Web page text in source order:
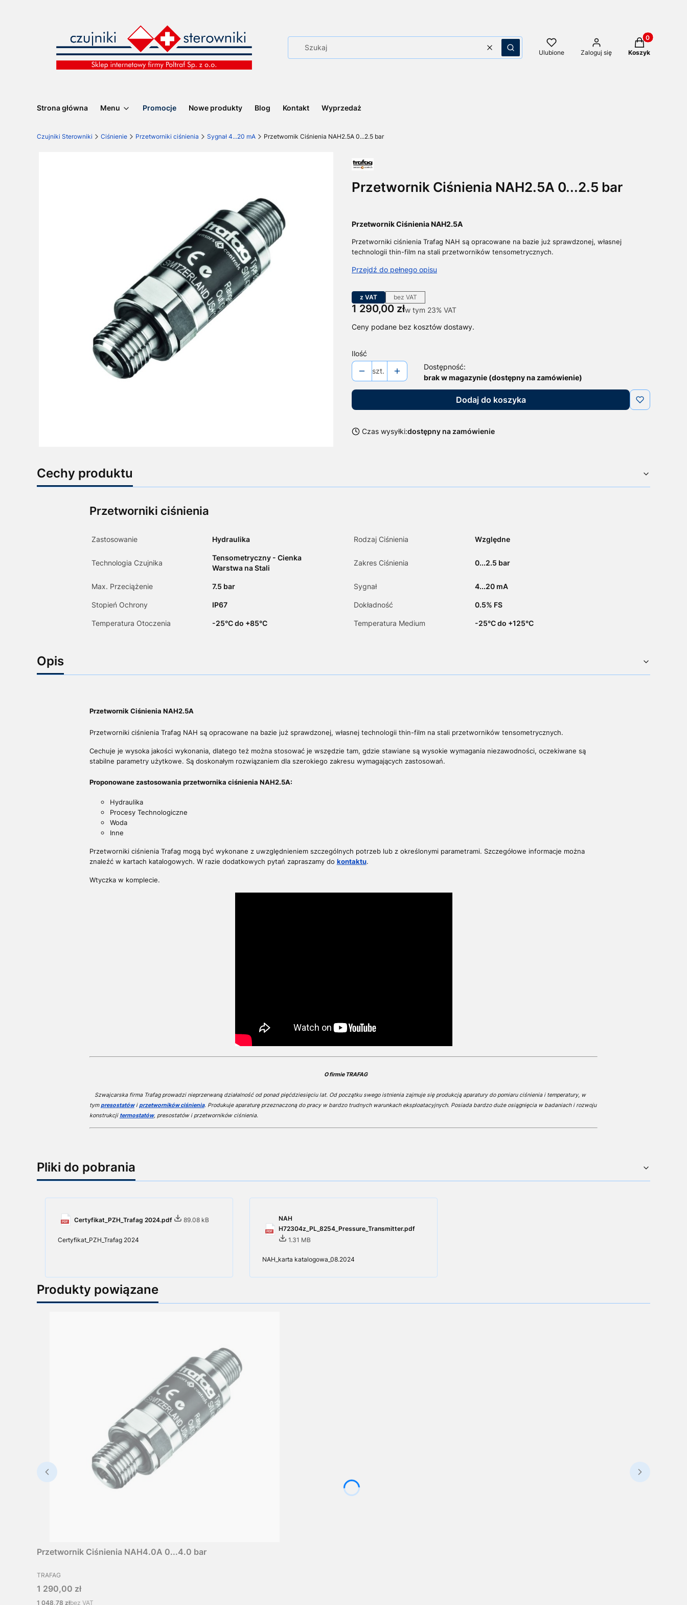
WyczyśćSzukaj Ulubione Zaloguj się
Produkty w
Koszyk
Strona główna Menu Promocje Nowe produkty Blog Kontakt Wyprzedaż
Czujniki Sterowniki Ciśnienie Przetworniki ciśnienia Sygnał 4...20 mA Przetwornik Ciśnienia NAH2.5A 0...2.5 bar
Przetwornik Ciśnienia NAH2.5A 0...2.5 bar
Przetwornik Ciśnienia NAH2.5A
Przetworniki ciśnienia Trafag NAH są opracowane na bazie już sprawdzonej, własnej
technologii thin-film na stali przetworników tensometrycznych.
Przejdź do pełnego opisu
z VAT bez VAT
Cena
1 290,00 złw tym 23% VAT
w tym 23% VAT
Ceny podane bez kosztów dostawy.
Ilość
szt.
Dostępność:
brak w magazynie (dostępny na zamówienie)
Dodaj do koszyka
Czas wysyłki:dostępny na zamówienie
Cechy produktu
Przetworniki ciśnienia
Zastosowanie Hydraulika Rodzaj Ciśnienia Względne
Technologia Czujnika
Tensometryczny - Cienka
Warstwa na Stali
Zakres Ciśnienia 0...2.5 bar
Max. Przeciążenie 7.5 bar Sygnał 4...20 mA
Stopień Ochrony IP67 Dokładność 0.5% FS
Temperatura Otoczenia -25°C do +85°C Temperatura Medium -25°C do +125°C
Opis
Przetwornik Ciśnienia NAH2.5A
Przetworniki ciśnienia Trafag NAH są opracowane na bazie już sprawdzonej, własnej technologii thin-film na stali przetworników tensometrycznych.
Cechuje je wysoka jakości wykonania, dlatego też można stosować je wszędzie tam, gdzie stawiane są wysokie wymagania niezawodności, oczekiwane są
stabilne parametry użytkowe. Są doskonałym rozwiązaniem dla szerokiego zakresu wymagających zastosowań.
Proponowane zastosowania przetwornika ciśnienia NAH2.5A:
Hydraulika
Procesy Technologiczne
Woda
Inne
Przetworniki ciśnienia Trafag mogą być wykonane z uwzględnieniem szczególnych potrzeb lub z określonymi parametrami. Szczegółowe informacje można
znaleźć w kartach katalogowych. W razie dodatkowych pytań zapraszamy do kontaktu.
Wtyczka w komplecie.
O firmie TRAFAG
Szwajcarska firma Trafag prowadzi nieprzerwaną działalność od ponad pięćdziesięciu lat. Od początku swego istnienia zajmuje się produkcją aparatury do pomiaru ciśnienia i temperatury, w
tympresostatówiprzetworników ciśnienia. Produkuje aparaturę przeznaczoną do pracy w bardzo trudnych warunkach eksploatacyjnych. Posiada bardzo duże osiągnięcia w badaniach i rozwoju
konstrukcji termostatów, presostatów i przetworników ciśnienia.
Pliki do pobrania
Certyfikat_PZH_Trafag 2024.pdf 89.08 kB
Certyfikat_PZH_Trafag 2024
NAH
H72304z_PL_8254_Pressure_Transmitter.pdf
1.31 MB
NAH_karta katalogowa_08.2024
Produkty powiązane
Przetwornik Ciśnienia NAH4.0A 0...4.0 bar
PRODUCENT
TRAFAG
Cena
1 290,00 zł
Cena
1 048,78 złbez VAT